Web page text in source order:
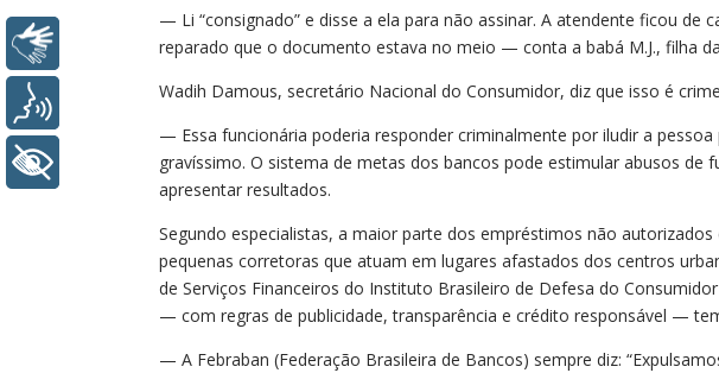
— Li “consignado” e disse a ela para não assinar. A atendente ficou de
reparado que o documento estava no meio — conta a babá M.J., filha
Wadih Damous, secretário Nacional do Consumidor, diz que isso é
— Essa funcionária poderia responder criminalmente por iludir a
gravíssimo. O sistema de metas dos bancos pode estimular abusos de
apresentar resultados.
Segundo especialistas, a maior parte dos empréstimos não
pequenas corretoras que atuam em lugares afastados dos centros
de Serviços Financeiros do Instituto Brasileiro de Defesa do
— com regras de publicidade, transparência e crédito responsável —
— A Febraban (Federação Brasileira de Bancos) sempre diz:
+ Acessibilidade